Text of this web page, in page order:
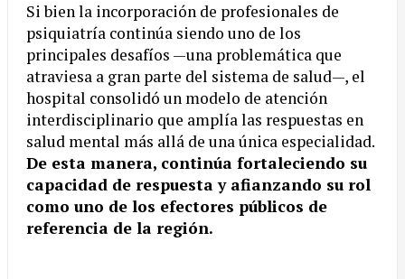
Si bien la incorporación de profesionales de
psiquiatría continúa siendo uno de los
principales desafíos —una problemática que
atraviesa a gran parte del sistema de salud—, el
hospital consolidó un modelo de atención
interdisciplinario que amplía las respuestas en
salud mental más allá de una única especialidad.
De esta manera, continúa fortaleciendo su
capacidad de respuesta y afianzando su rol
como uno de los efectores públicos de
referencia de la región.